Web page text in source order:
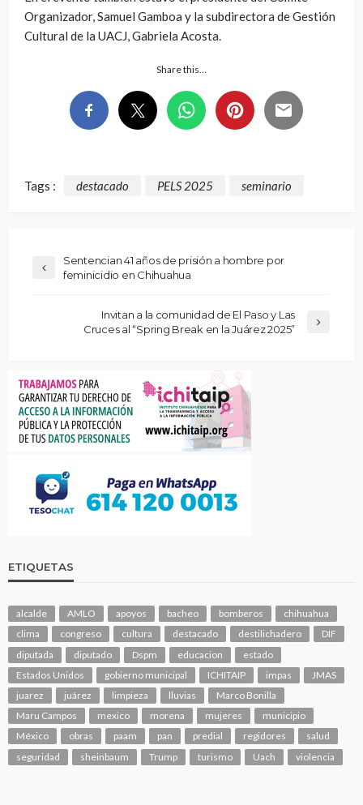
Organizador, Samuel Gamboa y la subdirectora de Gestión
Cultural de la UACJ, Gabriela Acosta.
Share this…
Tags : destacado PELS 2025 seminario
Sentencian 41 años de prisión a hombre por
feminicidio en Chihuahua
Invitan a la comunidad de El Paso y Las
Cruces al “Spring Break en la Juárez 2025”
ETIQUETAS
alcalde AMLO apoyos bacheo bomberos
chihuahua
clima
congreso cultura destacado destilichadero
DIF
diputada
diputado Dspm educacion
estado
Estados Unidos
gobierno municipal ICHITAIP impas
JMAS
juarez
juárez limpieza lluvias
Marco Bonilla
Maru Campos
mexico morena mujeres
municipio
México
obras paam pan predial regidores
salud
seguridad
sheinbaum Trump turismo Uach violencia